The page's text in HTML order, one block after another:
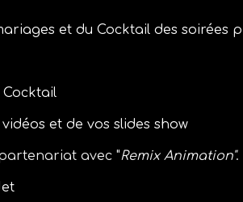
et du Cocktaildes soirées
éos et de vos slides show
avec "Remix Animation".